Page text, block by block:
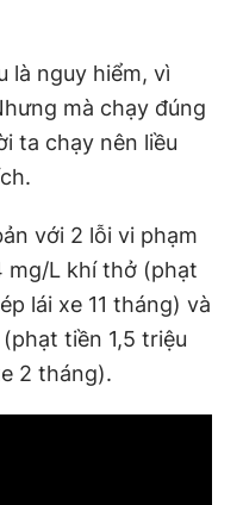
là nguy hiểm, vì
mà chạy đúng
ta chạy nên liều
với 2 lỗi vi phạm
mg/L khí thở (phạt
lái xe 11 tháng) và
tiền 1,5 triệu
2 tháng).